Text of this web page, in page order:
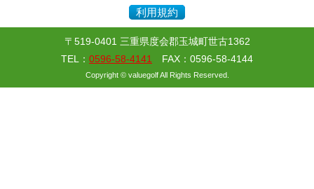
利用規約
〒519-0401 三重県度会郡玉城町世古1362
TEL： 0596-58-4141 FAX：0596-58-4144
Copyright © valuegolf All Rights Reserved.